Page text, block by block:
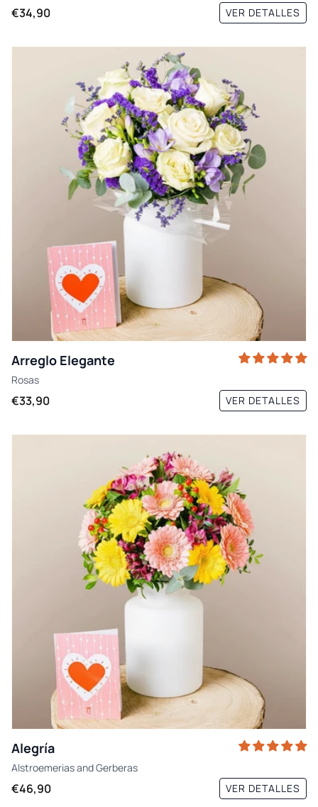
€34,90 VER DETALLES
Arreglo Elegante
Rosas
€33,90 VER DETALLES
Alegría
AlstroemeriasandGerberas
€46,90 VER DETALLES